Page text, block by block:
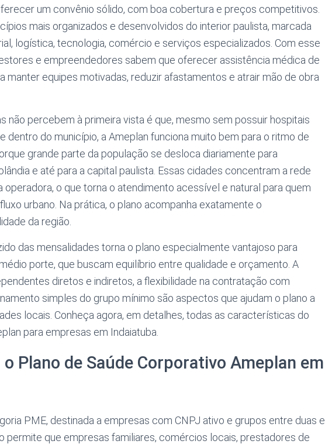
um convênio sólido, com boa cobertura e preços competitivos.
mais organizados e desenvolvidos do interior paulista, marcada
logística, tecnologia, comércio e serviços especializados. Com esse
e empreendedores sabem que oferecer assistência médica de
manter equipes motivadas, reduzir afastamentos e atrair mão de obra
não percebem à primeira vista é que, mesmo sem possuir hospitais
dentro do município, a Ameplan funciona muito bem para o ritmo de
grande parte da população se desloca diariamente para
e até para a capital paulista. Essas cidades concentram a rede
operadora, o que torna o atendimento acessível e natural para quem
urbano. Na prática, o plano acompanha exatamente o
da região.
das mensalidades torna o plano especialmente vantajoso para
porte, que buscam equilíbrio entre qualidade e orçamento. A
diretos e indiretos, a flexibilidade na contratação com
simples do grupo mínimo são aspectos que ajudam o plano a
locais. Conheça agora, em detalhes, todas as características do
para empresas em Indaiatuba.
Plano de Saúde Corporativo Ameplan em
PME, destinada a empresas com CNPJ ativo e grupos entre duas e
permite que empresas familiares, comércios locais, prestadores de